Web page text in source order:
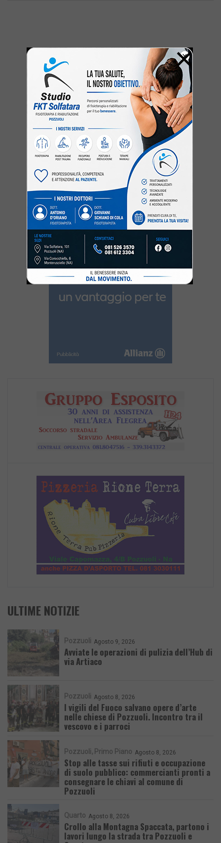
ULTIME NOTIZIE
Pozzuoli Agosto 9, 2026
Avviate le operazioni di pulizia dell’Hub di
via Artiaco
Pozzuoli Agosto 8, 2026
I vigili del Fuoco salvano opere d’arte
nelle chiese di Pozzuoli. Incontro tra il
vescovo e i parroci
Pozzuoli Primo Piano Agosto 8, 2026
Stop alle tasse sui rifiuti e occupazione
di suolo pubblico: commercianti pronti a
consegnare le chiavi al comune di
Pozzuoli
Quarto Agosto 8, 2026
Crollo alla Montagna Spaccata, partono i
lavori lungo la strada tra Pozzuoli e
×